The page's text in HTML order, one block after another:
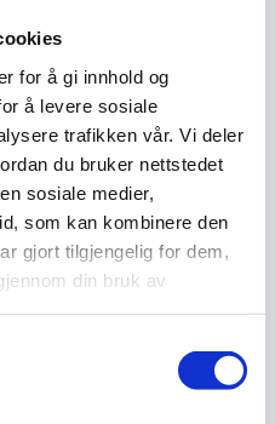
for å gi innhold og
å levere sosiale
trafikken vår. Vi deler
du bruker nettstedet
sosiale medier,
som kan kombinere den
gjort tilgjengelig for dem,
din bruk av
og Sametinget i forrige
til KBLs boligkonferanse
og denne gang blant annet
Feed